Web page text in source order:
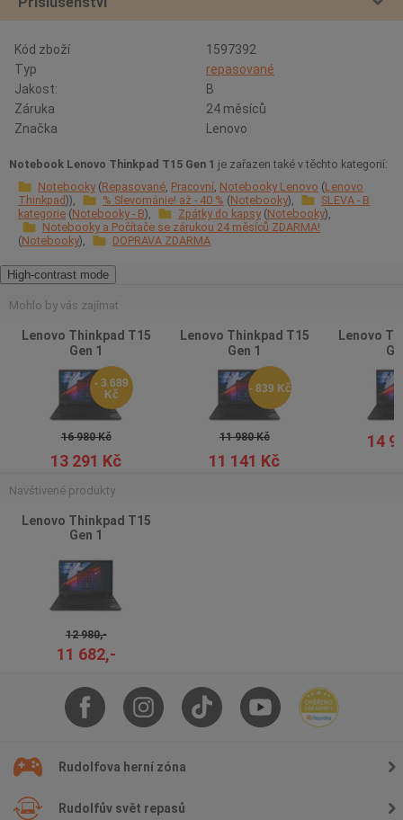
Kód zboží
1597392
Typ
repasované
Jakost:
B
Záruka
24 měsíců
Značka
Lenovo
Notebook Lenovo Thinkpad T15 Gen 1 je zařazen také v těchto kategorií:
Notebooky Repasované Pracovní Notebooky Lenovo Lenovo
Thinkpad
% Slevománie! až - 40 % Notebooky
SLEVA - B
kategorie Notebooky - B Zpátky do kapsy Notebooky
Notebooky a Počítače se zárukou 24 měsíců ZDARMA!
Notebooky
DOPRAVA ZDARMA
High-contrast mode
Mohlo by vás zajímat
Lenovo Thinkpad T15
Gen 1
- 3 689
Kč
16 980 Kč
13 291 Kč
Lenovo Thinkpad T15
Gen 1
- 839 Kč
11 980 Kč
11 141 Kč
Lenovo
14
Navštívené produkty
Lenovo Thinkpad T15
Gen 1
12 980,-
11 682,-
Rudolfova herní zóna
Rudolfův svět repasů